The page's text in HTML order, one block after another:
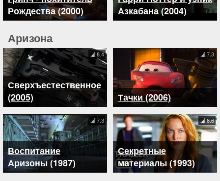
Рождества (2000)
Азкабана (2004)
Аризона
Сверхъестественное
(2005)
8.4
Тачки (2006)
7.3
Воспитание
Аризоны (1987)
7.3
Секретные
материалы (1993)
8.6